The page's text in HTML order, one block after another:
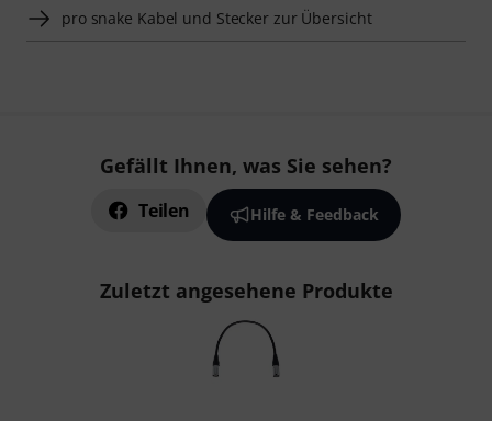
pro snake Kabel und Stecker zur Übersicht
Gefällt Ihnen, was Sie sehen?
Teilen Hilfe & Feedback
Zuletzt angesehene Produkte